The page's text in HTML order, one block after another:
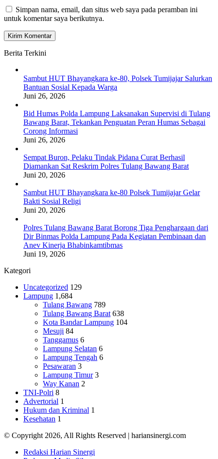
Simpan nama, email, dan situs web saya pada peramban ini
untuk komentar saya berikutnya.
Berita Terkini
Sambut HUT Bhayangkara ke-80, Polsek Tumijajar Salurkan
Bantuan Sosial Kepada Warga
Juni 26, 2026
Bid Humas Polda Lampung Laksanakan Supervisi di Tulang
Bawang Barat, Tekankan Penguatan Peran Humas Sebagai
Corong Informasi
Juni 26, 2026
Sempat Buron, Pelaku Tindak Pidana Curat Berhasil
Diamankan Sat Reskrim Polres Tulang Bawang Barat
Juni 20, 2026
Sambut HUT Bhayangkara ke-80 Polsek Tumijajar Gelar
Bakti Sosial Religi
Juni 20, 2026
Polres Tulang Bawang Barat Borong Tiga Penghargaan dari
Dir Binmas Polda Lampung Pada Kegiatan Pembinaan dan
Anev Kinerja Bhabinkamtibmas
Juni 19, 2026
Kategori
Uncategorized 129
Lampung 1,684
Tulang Bawang 789
Tulang Bawang Barat 638
Kota Bandar Lampung 104
Mesuji 84
Tanggamus 6
Lampung Selatan 6
Lampung Tengah 6
Pesawaran 3
Lampung Timur 3
Way Kanan 2
TNI-Polri 8
Advertorial 1
Hukum dan Kriminal 1
Kesehatan 1
© Copyright 2026, All Rights Reserved | hariansinergi.com
Redaksi Harian Sinergi